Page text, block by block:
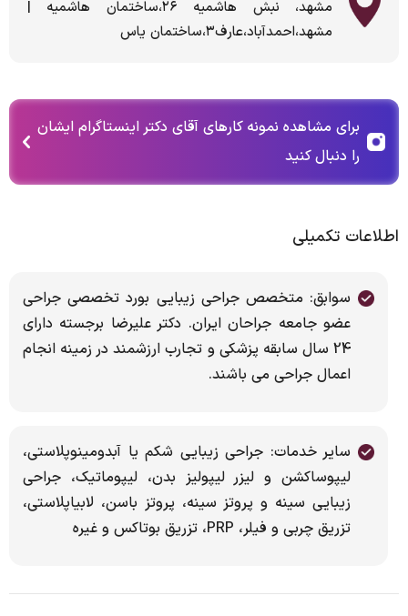
مشهد، نبش هاشمیه ۲۶،ساختمان هاشمیه |
مشهد،احمدآباد،عارف۳،ساختمان یاس
برای مشاهده نمونه کارهای آقای دکتر اینستاگرام ایشان
را دنبال کنید
اطلاعات تکمیلی
سوابق: متخصص جراحي زيبايی بورد تخصصي جراحی
عضو جامعه جراحان ایران. دکتر علیرضا برجسته دارای
24 سال سابقه پزشکی و تجارب ارزشمند در زمینه انجام
اعمال جراحی می باشند.
سایر خدمات: جراحی زیبایی شکم یا آبدومینوپلاستی،
لیپوساکشن و لیزر لیپولیز بدن، لیپوماتیک، جراحی
زیبایی سینه و پروتز سینه، پروتز باسن، لابیاپلاستی،
تزریق چربی و فیلر، PRP، تزریق بوتاکس و غیره